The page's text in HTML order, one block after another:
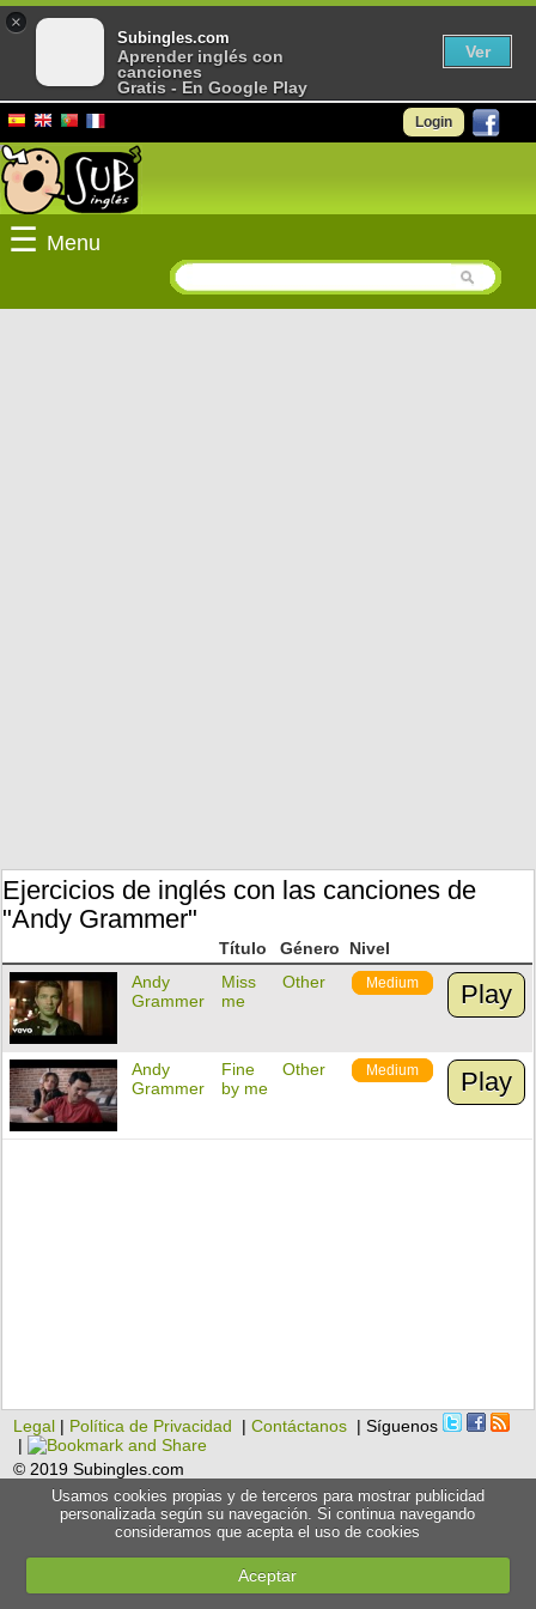
Login
☰ Menu
Ejercicios de inglés con las canciones de
"Andy Grammer"
Título Género
Nivel
Andy
Grammer
Miss
me
Other Medium Play
Andy
Grammer
Fine
by me
Other Medium Play
Legal | Política de Privacidad |Contáctanos | Síguenos
|
© 2019 Subingles.com
Usamos cookies propias y de terceros para mostrar publicidad
personalizada según su navegación. Si continua navegando
consideramos que acepta el uso de cookies
Aceptar
×
Subingles.com
Aprender inglés con
canciones
Gratis - En Google Play
Ver